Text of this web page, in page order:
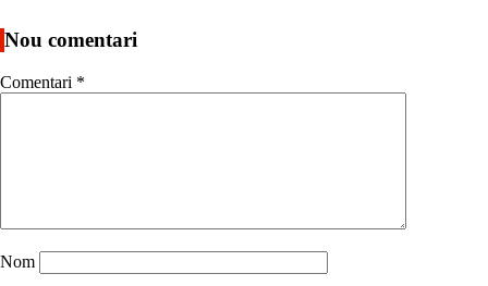
Nou comentari
Comentari *
Nom